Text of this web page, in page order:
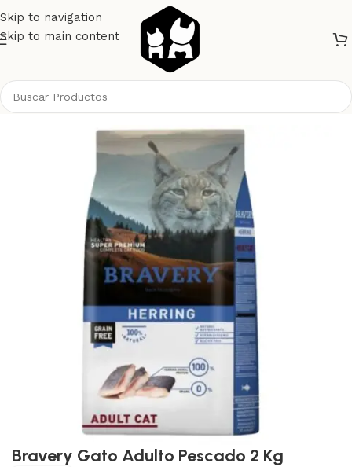
Skip to navigation
Skip to main content
Bravery Gato Adulto Pescado 2 Kg